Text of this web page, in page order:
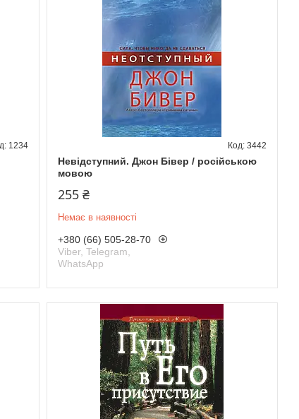
1234
Невідступний. Джон Бівер / російською
мовою
3442
255 ₴
Немає в наявності
+380 (66) 505-28-70
Viber, Telegram,
WhatsApp